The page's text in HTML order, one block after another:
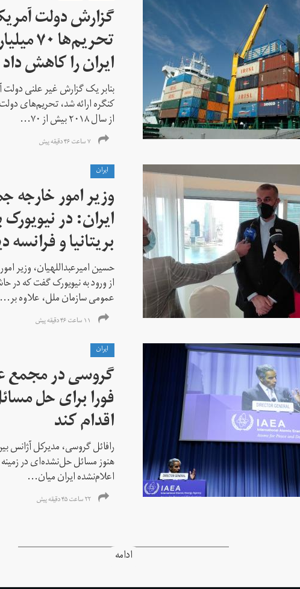
گزارش دولت
ایران را کاهش داد
بنابر یک گزارش غیر علنی دولت
کنگره ارائه شد، تحریم‌های
از سال ۲۰۱۸ بیش از ۷۰...
۷ ساعت ۴۶ دقیقه پیش
ايران
وزیر امور
ایران: در
بریتانیا و
حسین امیرعبداللهیان، وزیر
از ورود به نیویورک گفت که
عمومی سازمان ملل، علاوه بر...
۱۱ ساعت ۴۶ دقیقه پیش
ايران
گروسی در مجمع
فورا برای حل
اقدام کند
رافائل گروسی، مدیرکل آژانس
هنوز مسائل حل‌نشده‌ای در
اعلام‌نشده ایران میان...
۲۲ ساعت ۴۵ دقیقه پیش
ادامه